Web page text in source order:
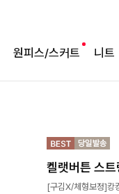
원피스/스커트 니트
켈랫버튼 스
[구김X/체형보정]캉